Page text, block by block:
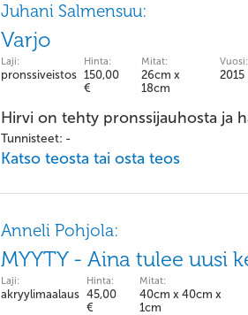
Juhani Salmensuu:
Varjo
Laji:
pronssiveistos
Hinta:
150,00
€
Mitat:
26cm x
18cm
Vuosi:
2015
Hirvi on tehty pronssijauhosta ja
Tunnisteet: -
Katso teosta tai osta teos
Anneli Pohjola:
MYYTY - Aina tulee uusi
Laji:
akryylimaalaus
Hinta:
45,00
€
Mitat:
40cm x 40cm x
1cm